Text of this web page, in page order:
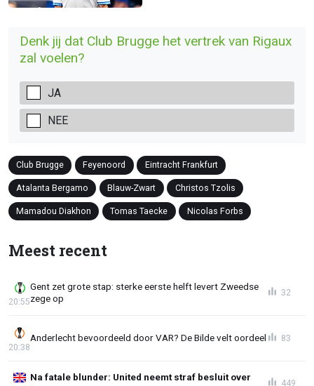
Denk jij dat Club Brugge het vertrek van Rigaux
zal voelen?
JA
NEE
Club Brugge Feyenoord Eintracht Frankfurt
Atalanta Bergamo Blauw-Zwart Christos Tzolis
Mamadou Diakhon Tomas Taecke Nicolas Forbs
Meest recent
Gent zet grote stap: sterke eerste helft levert Zweedse
zege op
20:55
32
Anderlecht bevoordeeld door VAR? De Bilde velt oordeel
20:38
83
Na fatale blunder: United neemt straf besluit over
449